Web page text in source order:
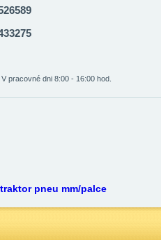
pracovné dni 8:00 - 16:00 hod.
pneu mm/palce